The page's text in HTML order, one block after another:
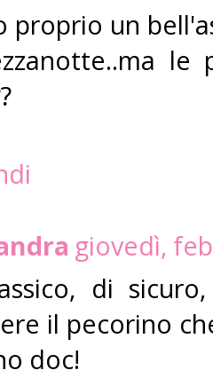
proprio un
le
giovedì,
di
il pecorino
doc!